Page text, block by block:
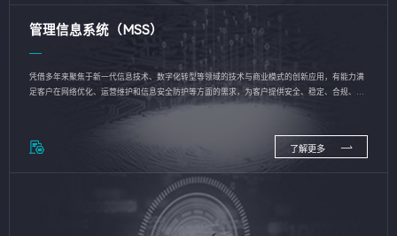
管理信息系统（MSS）
凭借多年来聚焦于新一代信息技术、数字化转型等领域的技术与商业模式的创新应用，有能力满
足客户在网络优化、运营维护和信息安全防护等方面的需求，为客户提供安全、稳定、合规、持
了解更多